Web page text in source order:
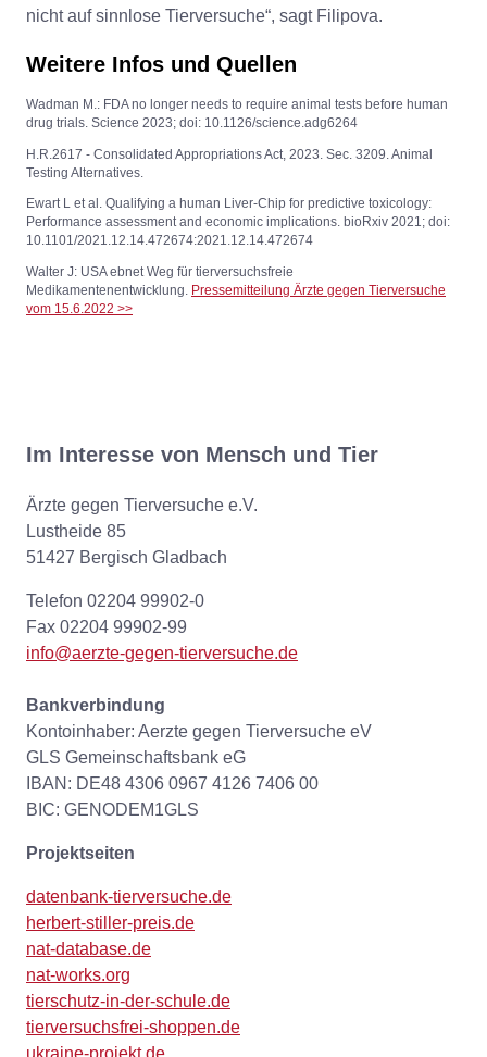
nicht auf sinnlose Tierversuche“, sagt Filipova.
Weitere Infos und Quellen
Wadman M.: FDA no longer needs to require animal tests before human
drug trials. Science 2023; doi: 10.1126/science.adg6264
H.R.2617 - Consolidated Appropriations Act, 2023. Sec. 3209. Animal
Testing Alternatives.
Ewart L et al. Qualifying a human Liver-Chip for predictive toxicology:
Performance assessment and economic implications. bioRxiv 2021; doi:
10.1101/2021.12.14.472674:2021.12.14.472674
Walter J: USA ebnet Weg für tierversuchsfreie
Medikamentenentwicklung. Pressemitteilung Ärzte gegen Tierversuche
vom 15.6.2022 >>
Im Interesse von Mensch und Tier
Ärzte gegen Tierversuche e.V.
Lustheide 85
51427 Bergisch Gladbach
Telefon 02204 99902-0
Fax 02204 99902-99
info@aerzte-gegen-tierversuche.de
Bankverbindung
Kontoinhaber: Aerzte gegen Tierversuche eV
GLS Gemeinschaftsbank eG
IBAN: DE48 4306 0967 4126 7406 00
BIC: GENODEM1GLS
Projektseiten
datenbank-tierversuche.de
herbert-stiller-preis.de
nat-database.de
nat-works.org
tierschutz-in-der-schule.de
tierversuchsfrei-shoppen.de